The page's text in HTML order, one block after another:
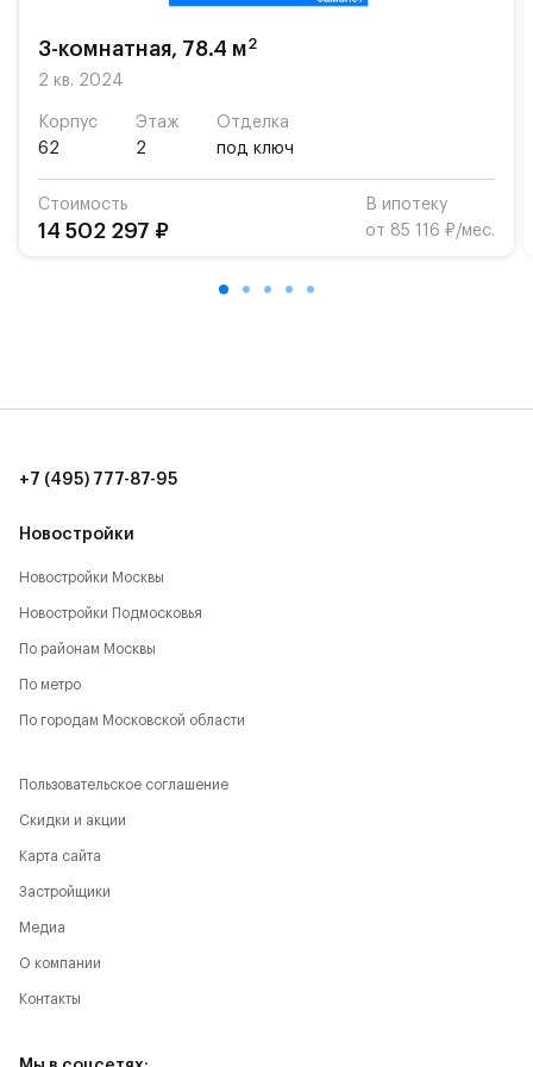
Для автомобилистов — закрытые озеленённые
парковки.
Территория квартала приватная, въезд
осуществляется по пропускам.#yan19-2r1501689#
3-комнатная, 78.4 м2
2 кв. 2024
Корпус
62
Этаж
2
Отделка
под ключ
Стоимость
14 502 297 ₽
В ипотеку
от 85 116 ₽/мес.
Новостройки
Новостройки Москвы
Новостройки Подмосковья
По районам Москвы
По метро
По городам Московской области
+7 (495) 777-87-95
Пользовательское соглашение
Скидки и акции
Карта сайта
Застройщики
Медиа
О компании
Контакты